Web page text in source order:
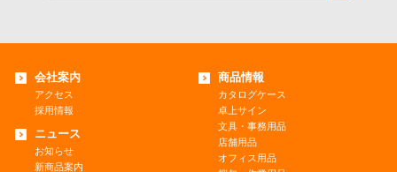
会社案内
アクセス
採用情報
ニュース
お知らせ
新商品案内
商品情報
カタログケース
卓上サイン
文具・事務用品
店舗用品
オフィス用品